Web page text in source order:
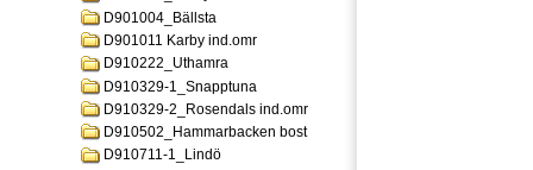
D901004_Bällsta
D901011 Karby ind.omr
D910222_Uthamra
D910329-1_Snapptuna
D910329-2_Rosendals ind.omr
D910502_Hammarbacken bost
D910711-1_Lindö